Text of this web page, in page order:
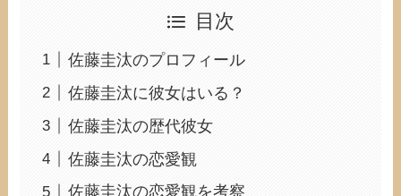
目次
佐藤圭汰のプロフィール
佐藤圭汰に彼女はいる？
佐藤圭汰の歴代彼女
佐藤圭汰の恋愛観
佐藤圭汰の恋愛観を考察